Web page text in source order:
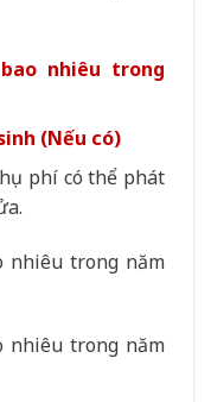
(Nếu có)
phí có thể phát